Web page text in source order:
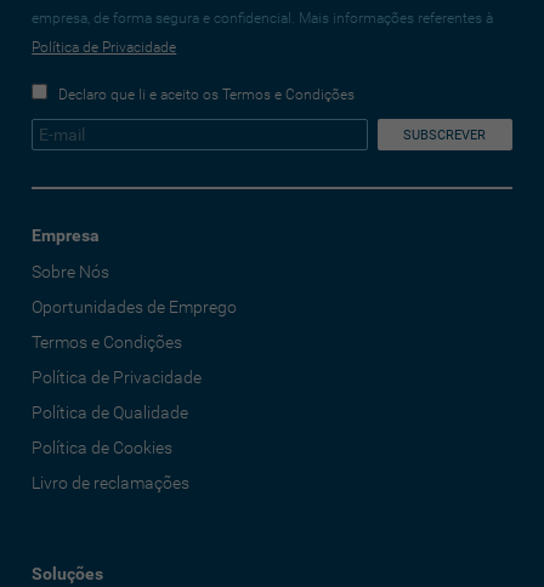
empresa, de forma segura e confidencial. Mais informações referentes à
Política de Privacidade
Declaro que li e aceito os Termos e Condições
Empresa
Sobre Nós
Oportunidades de Emprego
Termos e Condições
Política de Privacidade
Política de Qualidade
Política de Cookies
Livro de reclamações
Soluções